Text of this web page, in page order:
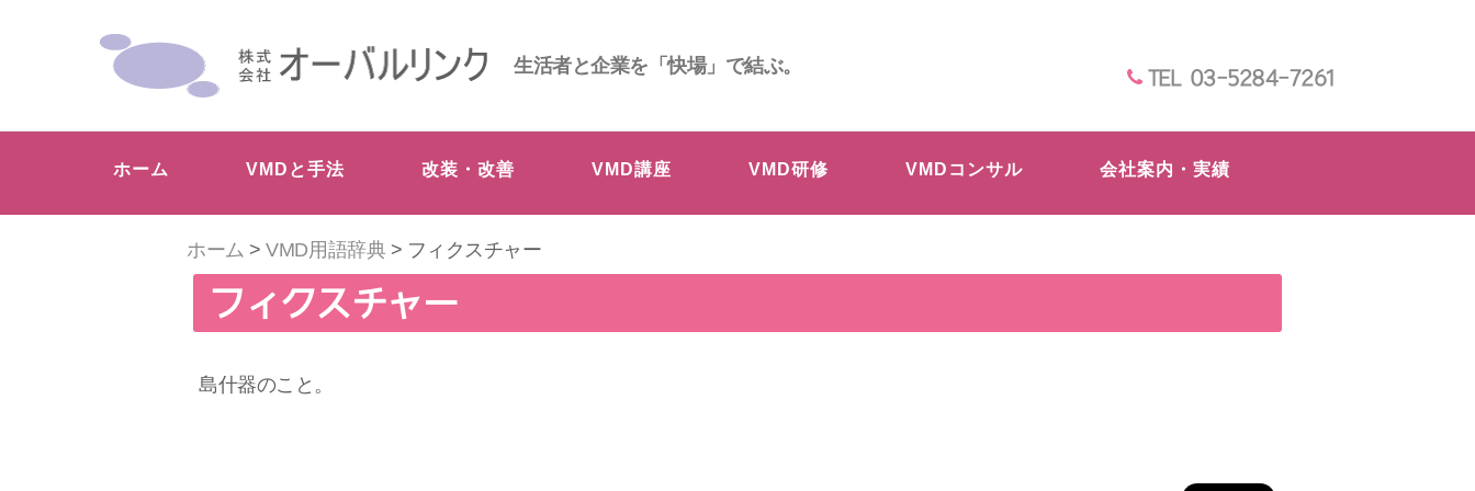
生活者と企業を「快場」で結ぶ。
TEL 03-5284-7261
ホーム VMDと手法 改装・改善 VMD講座 VMD研修 VMDコンサル 会社案内・実績
ホーム >VMD用語辞典 > フィクスチャー
フィクスチャー
島什器のこと。